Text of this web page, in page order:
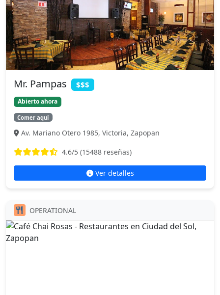
Mr. Pampas $$$
Abierto ahora
Comer aquí
Av. Mariano Otero 1985, Victoria, Zapopan
4.6/5 (15488 reseñas)
Ver detalles
OPERATIONAL